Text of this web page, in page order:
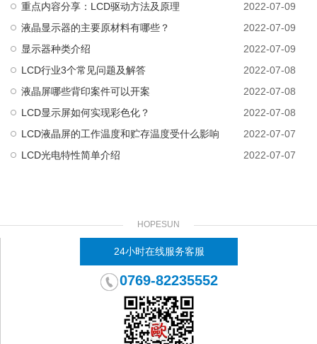
重点内容分享：LCD驱动方法及原理
2022-07-09
液晶显示器的主要原材料有哪些？
2022-07-09
显示器种类介绍
2022-07-09
LCD行业3个常见问题及解答
2022-07-08
液晶屏哪些背印案件可以开案
2022-07-08
LCD显示屏如何实现彩色化？
2022-07-08
LCD液晶屏的工作温度和贮存温度受什么影响
2022-07-07
LCD光电特性简单介绍
2022-07-07
HOPESUN
24小时在线服务客服
0769-82235552